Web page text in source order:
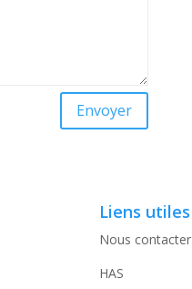
Envoyer
Liens utiles
Nous contacter
HAS